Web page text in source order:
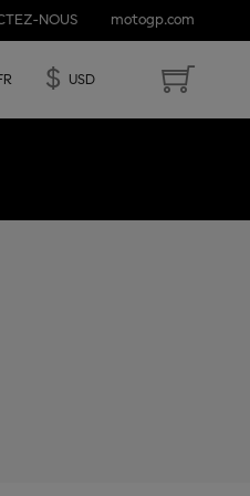
NOUS motogp.com
$ USD